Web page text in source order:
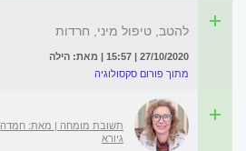
להטב, טיפול מיני, חרדות
27/10/2020 | 15:57 | מאת: הילה
מתוך פורום סקסולוגיה
תשובת מומחה | מאת: חמדה
גיורא